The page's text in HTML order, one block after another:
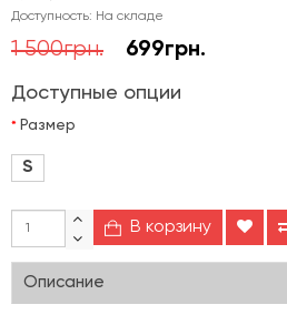
Доступность: На складе
1 500грн. 699грн.
Доступные опции
Размер
S
В корзину
Описание